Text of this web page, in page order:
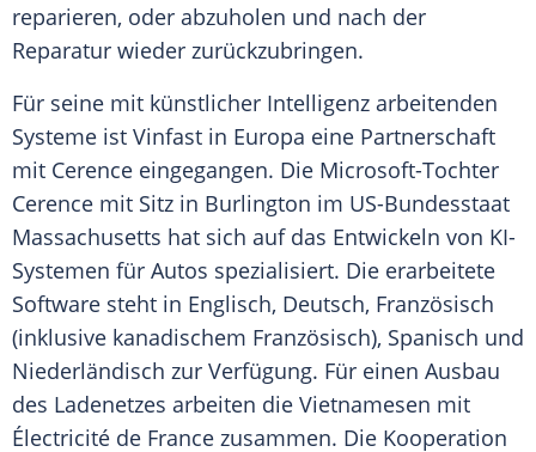
reparieren, oder abzuholen und nach der
Reparatur wieder zurückzubringen.
Für seine mit künstlicher Intelligenz arbeitenden
Systeme ist Vinfast in Europa eine Partnerschaft
mit Cerence eingegangen. Die Microsoft-Tochter
Cerence mit Sitz in Burlington im US-Bundesstaat
Massachusetts hat sich auf das Entwickeln von KI-
Systemen für Autos spezialisiert. Die erarbeitete
Software steht in Englisch, Deutsch, Französisch
(inklusive kanadischem Französisch), Spanisch und
Niederländisch zur Verfügung. Für einen Ausbau
des Ladenetzes arbeiten die Vietnamesen mit
Électricité de France zusammen. Die Kooperation